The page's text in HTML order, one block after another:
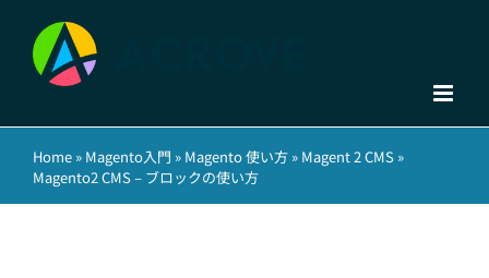
content
Home » Magento入門 » Magento 使い方 » Magent 2 CMS »
Magento2 CMS – ブロックの使い方